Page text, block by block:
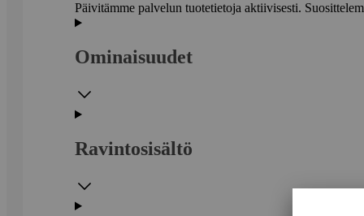
Päivitämme palvelun tuotetietoja aktiivisesti.
Ominaisuudet
Ravintosisältö